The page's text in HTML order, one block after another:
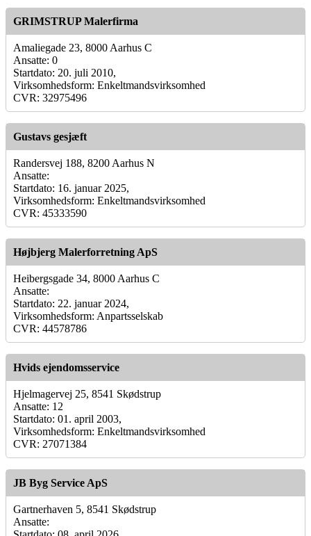
GRIMSTRUP Malerfirma
Amaliegade 23, 8000 Aarhus C
Ansatte: 0
Startdato: 20. juli 2010,
Virksomhedsform: Enkeltmandsvirksomhed
CVR: 32975496
Gustavs gesjæft
Randersvej 188, 8200 Aarhus N
Ansatte:
Startdato: 16. januar 2025,
Virksomhedsform: Enkeltmandsvirksomhed
CVR: 45333590
Højbjerg Malerforretning ApS
Heibergsgade 34, 8000 Aarhus C
Ansatte:
Startdato: 22. januar 2024,
Virksomhedsform: Anpartsselskab
CVR: 44578786
Hvids ejendomsservice
Hjelmagervej 25, 8541 Skødstrup
Ansatte: 12
Startdato: 01. april 2003,
Virksomhedsform: Enkeltmandsvirksomhed
CVR: 27071384
JB Byg Service ApS
Gartnerhaven 5, 8541 Skødstrup
Ansatte: